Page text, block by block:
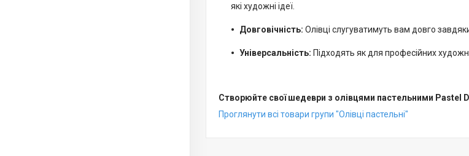
які художні ідеї.
Довговічність: Олівці слугуватимуть вам довго
Універсальність: Підходять як для професійних
Створюйте свої шедеври з олівцями пастельними Pastel
Проглянути всі товари групи "Олівці пастельні"